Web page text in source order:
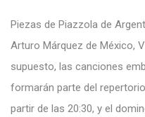
Piezas de Piazzola de
Arturo Márquez de México,
supuesto, las canciones
formarán parte del
partir de las 20:30, y el